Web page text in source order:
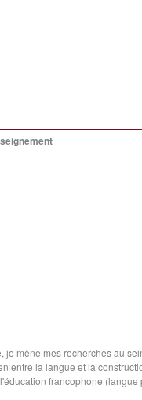
mène mes recherches au
entre la langue et la
francophone